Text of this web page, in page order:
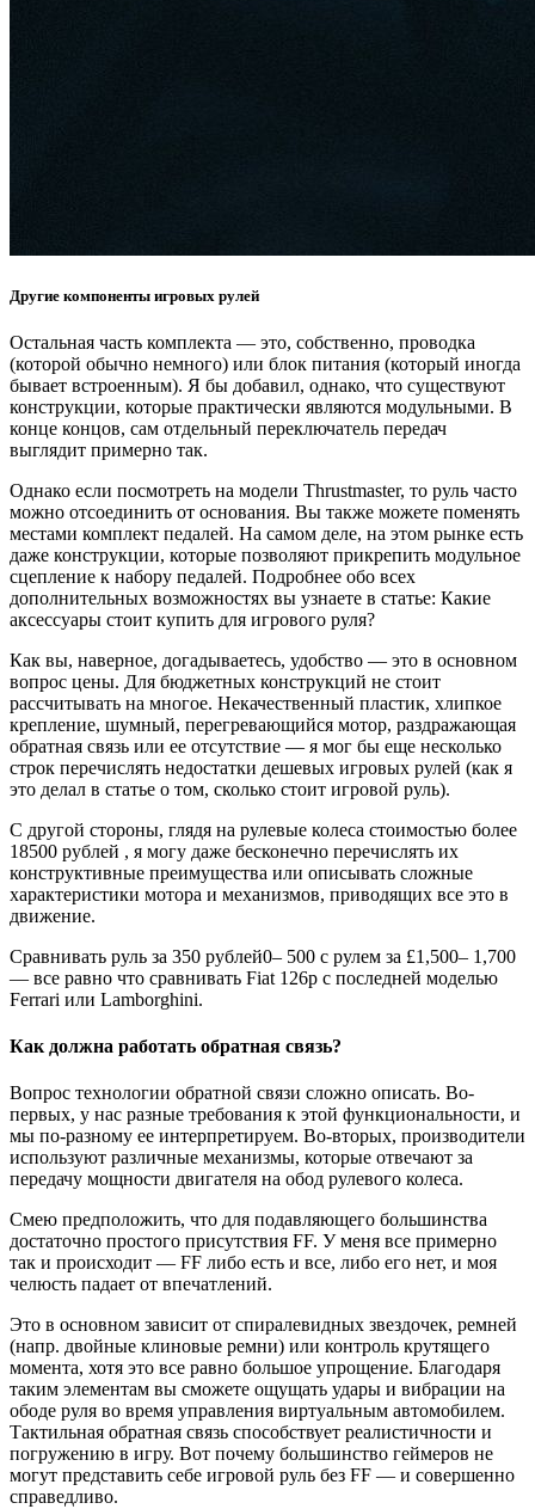
Другие компоненты игровых рулей
Остальная часть комплекта — это, собственно, проводка
(которой обычно немного) или блок питания (который иногда
бывает встроенным). Я бы добавил, однако, что существуют
конструкции, которые практически являются модульными. В
конце концов, сам отдельный переключатель передач
выглядит примерно так.
Однако если посмотреть на модели Thrustmaster, то руль часто
можно отсоединить от основания. Вы также можете поменять
местами комплект педалей. На самом деле, на этом рынке есть
даже конструкции, которые позволяют прикрепить модульное
сцепление к набору педалей. Подробнее обо всех
дополнительных возможностях вы узнаете в статье: Какие
аксессуары стоит купить для игрового руля?
Как вы, наверное, догадываетесь, удобство — это в основном
вопрос цены. Для бюджетных конструкций не стоит
рассчитывать на многое. Некачественный пластик, хлипкое
крепление, шумный, перегревающийся мотор, раздражающая
обратная связь или ее отсутствие — я мог бы еще несколько
строк перечислять недостатки дешевых игровых рулей (как я
это делал в статье о том, сколько стоит игровой руль).
С другой стороны, глядя на рулевые колеса стоимостью более
18500 рублей , я могу даже бесконечно перечислять их
конструктивные преимущества или описывать сложные
характеристики мотора и механизмов, приводящих все это в
движение.
Сравнивать руль за 350 рублей0– 500 с рулем за £1,500– 1,700
— все равно что сравнивать Fiat 126p с последней моделью
Ferrari или Lamborghini.
Как должна работать обратная связь?
Вопрос технологии обратной связи сложно описать. Во-
первых, у нас разные требования к этой функциональности, и
мы по-разному ее интерпретируем. Во-вторых, производители
используют различные механизмы, которые отвечают за
передачу мощности двигателя на обод рулевого колеса.
Смею предположить, что для подавляющего большинства
достаточно простого присутствия FF. У меня все примерно
так и происходит — FF либо есть и все, либо его нет, и моя
челюсть падает от впечатлений.
Это в основном зависит от спиралевидных звездочек, ремней
(напр. двойные клиновые ремни) или контроль крутящего
момента, хотя это все равно большое упрощение. Благодаря
таким элементам вы сможете ощущать удары и вибрации на
ободе руля во время управления виртуальным автомобилем.
Тактильная обратная связь способствует реалистичности и
погружению в игру. Вот почему большинство геймеров не
могут представить себе игровой руль без FF — и совершенно
справедливо.